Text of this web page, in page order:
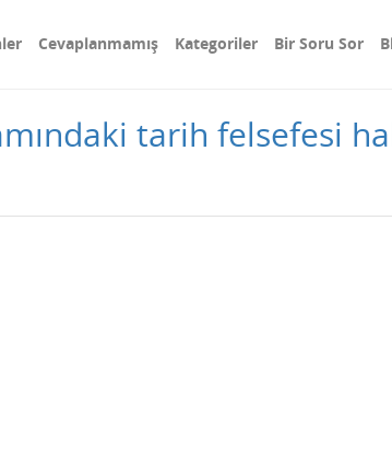
Cevaplanmamış Kategoriler Bir Soru Sor
tarih felsefesi